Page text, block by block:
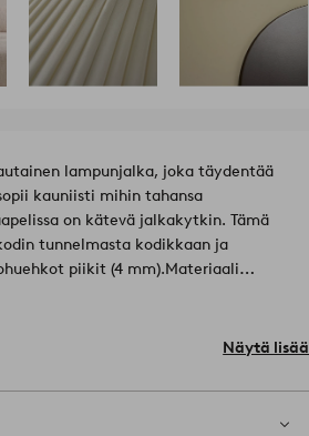
lampunjalka, joka täydentää
kauniisti mihin tahansa
on kätevä jalkakytkin. Tämä
tunnelmasta kodikkaan ja
piikit (4 mm).Materiaali
Näytä lisää